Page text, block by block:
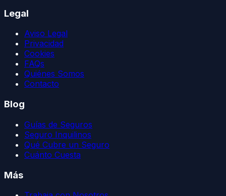
Legal
Aviso Legal
Privacidad
Cookies
FAQs
Quiénes Somos
Contacto
Blog
Guías de Seguros
Seguro Inquilinos
Qué Cubre un Seguro
Cuánto Cuesta
Más